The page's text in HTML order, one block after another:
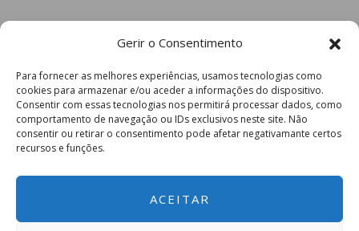
Gerir o Consentimento
Para fornecer as melhores experiências, usamos tecnologias como
cookies para armazenar e/ou aceder a informações do dispositivo.
Consentir com essas tecnologias nos permitirá processar dados, como
comportamento de navegação ou IDs exclusivos neste site. Não
consentir ou retirar o consentimento pode afetar negativamante certos
recursos e funções.
ACEITAR